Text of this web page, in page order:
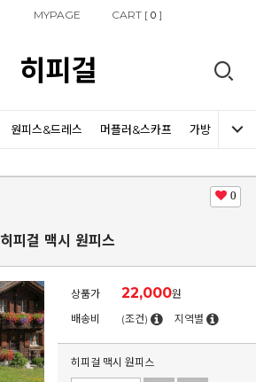
MYPAGE CART [0 ]
히피걸
원피스&드레스 머플러&스카프 가방 신발
0
히피걸 맥시 원피스
상품가 22,000원
배송비
(조건) 지역별
히피걸 맥시 원피스